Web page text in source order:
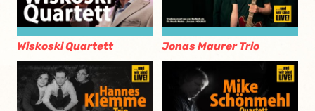
Wiskoski Quartett Jonas Maurer Trio